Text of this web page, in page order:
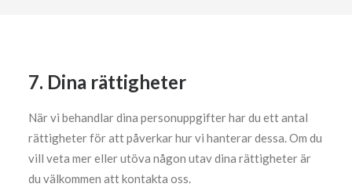
7. Dina rättigheter
När vi behandlar dina personuppgifter har du ett antal
rättigheter för att påverkar hur vi hanterar dessa. Om du
vill veta mer eller utöva någon utav dina rättigheter är
du välkommen att kontakta oss.